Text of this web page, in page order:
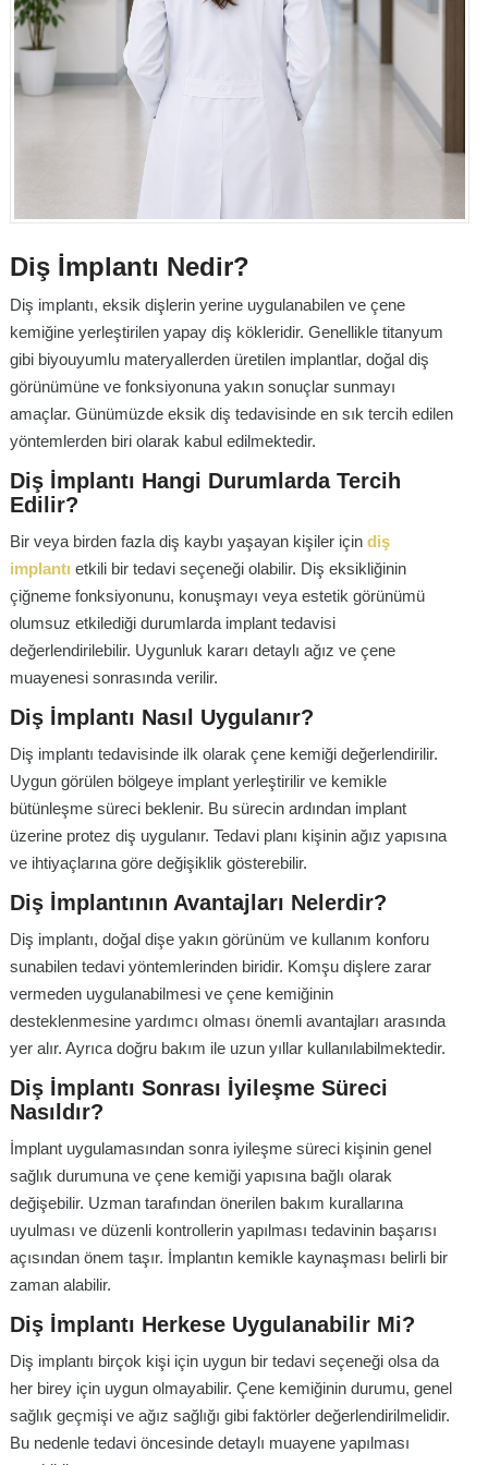
Diş İmplantı Nedir?
Diş implantı, eksik dişlerin yerine uygulanabilen ve çene
kemiğine yerleştirilen yapay diş kökleridir. Genellikle titanyum
gibi biyouyumlu materyallerden üretilen implantlar, doğal diş
görünümüne ve fonksiyonuna yakın sonuçlar sunmayı
amaçlar. Günümüzde eksik diş tedavisinde en sık tercih edilen
yöntemlerden biri olarak kabul edilmektedir.
Diş İmplantı Hangi Durumlarda Tercih
Edilir?
Bir veya birden fazla diş kaybı yaşayan kişiler için diş
implantı etkili bir tedavi seçeneği olabilir. Diş eksikliğinin
çiğneme fonksiyonunu, konuşmayı veya estetik görünümü
olumsuz etkilediği durumlarda implant tedavisi
değerlendirilebilir. Uygunluk kararı detaylı ağız ve çene
muayenesi sonrasında verilir.
Diş İmplantı Nasıl Uygulanır?
Diş implantı tedavisinde ilk olarak çene kemiği değerlendirilir.
Uygun görülen bölgeye implant yerleştirilir ve kemikle
bütünleşme süreci beklenir. Bu sürecin ardından implant
üzerine protez diş uygulanır. Tedavi planı kişinin ağız yapısına
ve ihtiyaçlarına göre değişiklik gösterebilir.
Diş İmplantının Avantajları Nelerdir?
Diş implantı, doğal dişe yakın görünüm ve kullanım konforu
sunabilen tedavi yöntemlerinden biridir. Komşu dişlere zarar
vermeden uygulanabilmesi ve çene kemiğinin
desteklenmesine yardımcı olması önemli avantajları arasında
yer alır. Ayrıca doğru bakım ile uzun yıllar kullanılabilmektedir.
Diş İmplantı Sonrası İyileşme Süreci
Nasıldır?
İmplant uygulamasından sonra iyileşme süreci kişinin genel
sağlık durumuna ve çene kemiği yapısına bağlı olarak
değişebilir. Uzman tarafından önerilen bakım kurallarına
uyulması ve düzenli kontrollerin yapılması tedavinin başarısı
açısından önem taşır. İmplantın kemikle kaynaşması belirli bir
zaman alabilir.
Diş İmplantı Herkese Uygulanabilir Mi?
Diş implantı birçok kişi için uygun bir tedavi seçeneği olsa da
her birey için uygun olmayabilir. Çene kemiğinin durumu, genel
sağlık geçmişi ve ağız sağlığı gibi faktörler değerlendirilmelidir.
Bu nedenle tedavi öncesinde detaylı muayene yapılması